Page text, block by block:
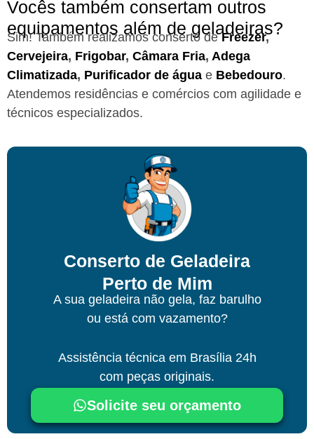
Vocês também consertam outros
equipamentos além de geladeiras?
Sim! Também realizamos conserto deFreezer,
Cervejeira, Frigobar, Câmara Fria, Adega
Climatizada, Purificador de água e Bebedouro.
Atendemos residências e comércios com agilidade e
técnicos especializados.
Conserto de Geladeira
Perto de Mim
A sua geladeira não gela, faz barulho
ou está com vazamento?
Assistência técnica em Brasília24h
com peças originais.
Solicite seu orçamento